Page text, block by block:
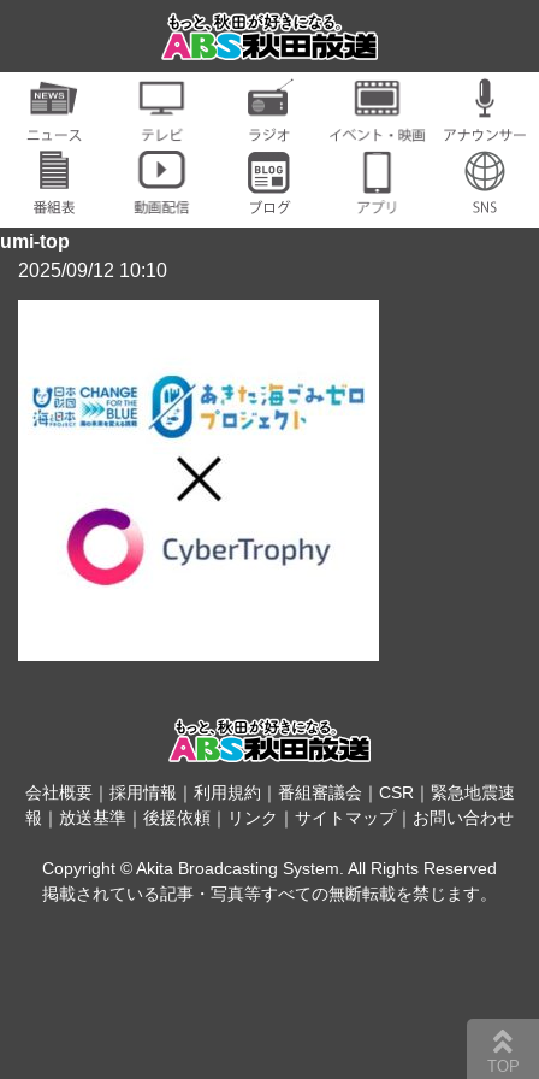
umi-top
2025/09/12 10:10
会社概要｜ 採用情報 ｜ 利用規約 ｜ 番組審議会 ｜ CSR｜ 緊急地震速
報 ｜ 放送基準 ｜ 後援依頼 ｜ リンク ｜ サイトマップ｜ お問い合わせ
Copyright © Akita Broadcasting System. All Rights Reserved
掲載されている記事・写真等すべての無断転載を禁じます。